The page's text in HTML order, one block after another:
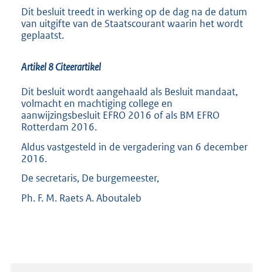
Dit besluit treedt in werking op de dag na de datum
van uitgifte van de Staatscourant waarin het wordt
geplaatst.
Artikel 8Citeerartikel
Dit besluit wordt aangehaald als Besluit mandaat,
volmacht en machtiging college en
aanwijzingsbesluit EFRO 2016 of als BM EFRO
Rotterdam 2016.
Aldus vastgesteld in de vergadering van 6 december
2016.
De secretaris, De burgemeester,
Ph. F. M. Raets A. Aboutaleb